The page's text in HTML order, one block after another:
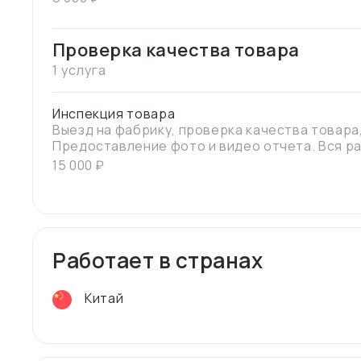
Проверка качества товара
1 услуга
Инспекция товара
Выезд на фабрику, проверка качества
Предоставление фото и видео отчета. Вся
Вашему ТЗ. Также стоимость за инспекцию
15 000 ₽
Работает в странах
Китай